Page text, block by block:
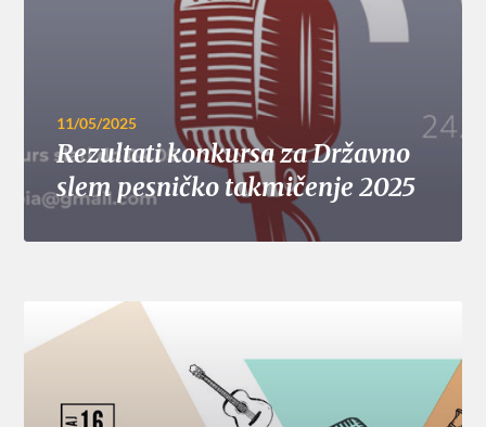
11/05/2025
Rezultati konkursa za Državno
slem pesničko takmičenje 2025